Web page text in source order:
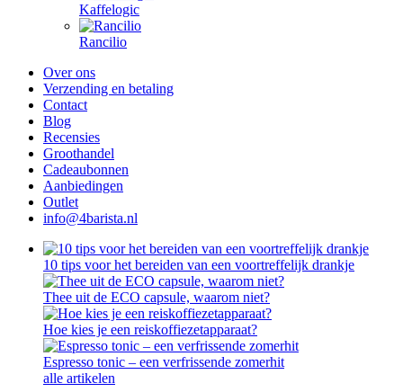
Kaffelogic
Rancilio
Over ons
Verzending en betaling
Contact
Blog
Recensies
Groothandel
Cadeaubonnen
Aanbiedingen
Outlet
info@4barista.nl
10 tips voor het bereiden van een voortreffelijk drankje
Thee uit de ECO capsule, waarom niet?
Hoe kies je een reiskoffiezetapparaat?
Espresso tonic – een verfrissende zomerhit
alle artikelen